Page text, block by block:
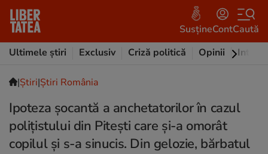
SusțineContCaută
Ultimele știri
Exclusiv Criză politică Opinii
|Ştiri|Știri România
Ipoteza șocantă a anchetatorilor în cazul
polițistului din Pitești care și-a omorât
copilul și s-a sinucis. Din gelozie, bărbatul